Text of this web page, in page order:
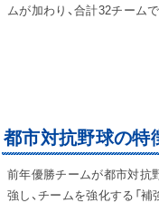
ムが加わり、合計32チーム
都市対抗野球の特
前年優勝チームが都市対抗
強し、チームを強化する「